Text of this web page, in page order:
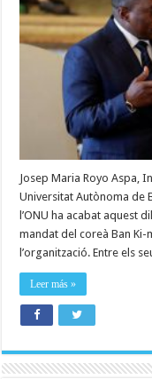
Josep Maria Royo Aspa,
Universitat Autònoma de
l’ONU ha acabat aquest
mandat del coreà Ban
l’organització. Entre els
Leer más »